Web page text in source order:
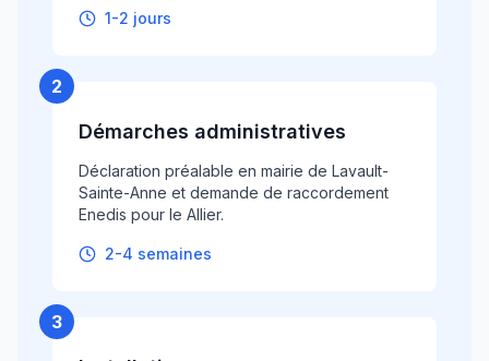
1-2 jours
2
Démarches administratives
Déclaration préalable en mairie de Lavault-
Sainte-Anne et demande de raccordement
Enedis pour le Allier.
2-4 semaines
3